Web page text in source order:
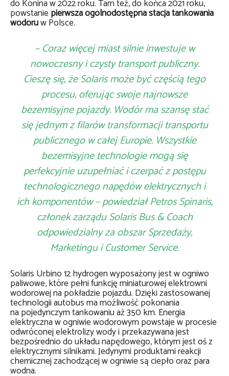
do Konina w 2022 roku. Tam też, do końca 2021 roku,
powstaniepierwsza ogólnodostępna stacja tankowania
wodoruw Polsce.
– Coraz więcej miast silnie inwestuje w
nowoczesny i czysty transport publiczny.
Cieszę się, że Solaris może być częścią tego
procesu, oferując swoje najnowsze
bezemisyjne pojazdy. Wodór ma szansę stać
się jednym z filarów transformacji transportu
publicznego w całej Europie. Wszystkie
bezemisyjne technologie mogą się
perfekcyjnie uzupełniać i czerpać z postępu
technologicznego napędów elektrycznych i
ich komponentów – powiedział Petros Spinaris,
członek zarządu Solaris Bus & Coach
odpowiedzialny za obszar Sprzedaży,
Marketingu i Customer Service.
Solaris Urbino 12 hydrogen wyposażony jest w ogniwo
paliwowe, które pełni funkcję miniaturowej elektrowni
wodorowej na pokładzie pojazdu. Dzięki zastosowanej
technologii autobus ma możliwość pokonania
na pojedynczym tankowaniu aż 350 km. Energia
elektryczna w ogniwie wodorowym powstaje w procesie
odwróconej elektrolizy wody i przekazywana jest
bezpośrednio do układu napędowego, którym jest oś z
elektrycznymi silnikami. Jedynymi produktami reakcji
chemicznej zachodzącej w ogniwie są ciepło oraz para
wodna.